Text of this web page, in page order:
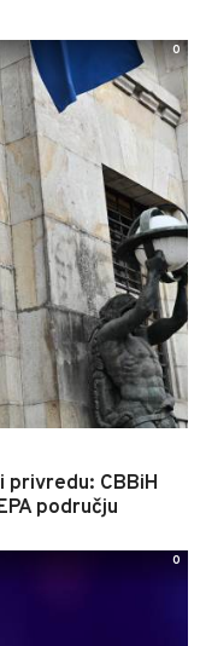
privredu: CBBiH
području
0
0